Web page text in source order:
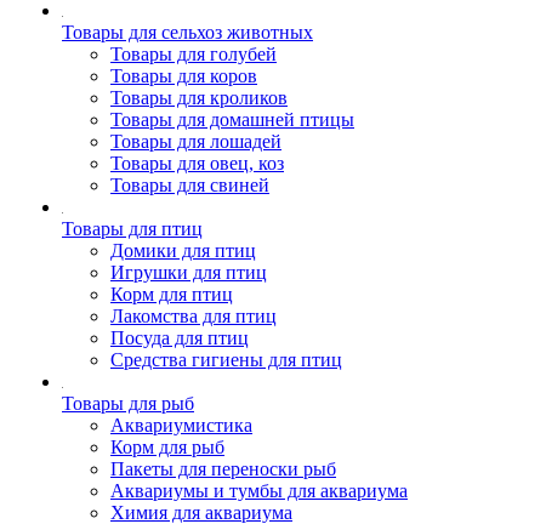
Товары для сельхоз животных
Товары для голубей
Товары для коров
Товары для кроликов
Товары для домашней птицы
Товары для лошадей
Товары для овец, коз
Товары для свиней
Товары для птиц
Домики для птиц
Игрушки для птиц
Корм для птиц
Лакомства для птиц
Посуда для птиц
Средства гигиены для птиц
Товары для рыб
Аквариумистика
Корм для рыб
Пакеты для переноски рыб
Аквариумы и тумбы для аквариума
Химия для аквариума